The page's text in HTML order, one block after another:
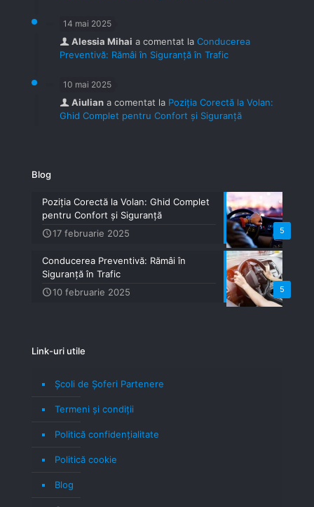
14 mai 2025
Alessia Mihai a comentat la Conducerea
Preventivă: Rămâi în Siguranță în Trafic
10 mai 2025
Aiulian a comentat la Poziția Corectă la Volan:
Ghid Complet pentru Confort și Siguranță
Blog
5
Poziția Corectă la Volan: Ghid Complet
pentru Confort și Siguranță
17 februarie 2025
5
Conducerea Preventivă: Rămâi în
Siguranță în Trafic
10 februarie 2025
Link-uri utile
Școli de Șoferi Partenere
Termeni şi condiţii
Politică confidenţialitate
Politică cookie
Blog